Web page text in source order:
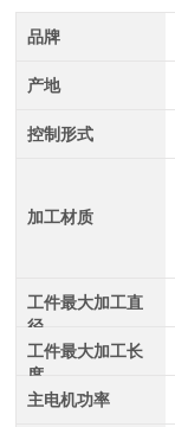
品牌
产地
控制形式
加工材质
工件最大加工直
径
工件最大加工长
度
主电机功率